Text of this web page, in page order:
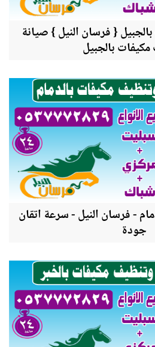
{ فرسان النيل } صيانة
بالجبيل
- فرسان النيل - سرعة اتقان
جودة